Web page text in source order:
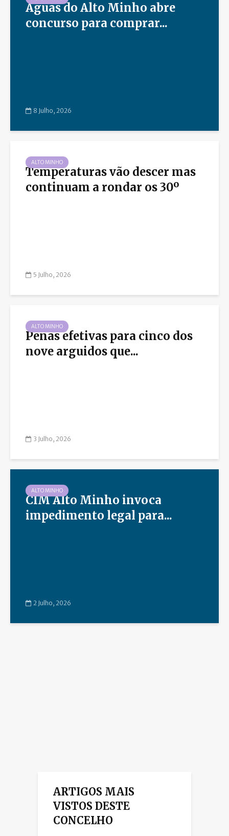
Águas do Alto Minho abre
concurso para comprar...
8 Julho, 2026
ALTO MINHO
Temperaturas vão descer mas
continuam a rondar os 30º
5 Julho, 2026
ALTO MINHO
Penas efetivas para cinco dos
nove arguidos que...
3 Julho, 2026
ALTO MINHO
CIM Alto Minho invoca
impedimento legal para...
2 Julho, 2026
ARTIGOS MAIS
VISTOS DESTE
CONCELHO